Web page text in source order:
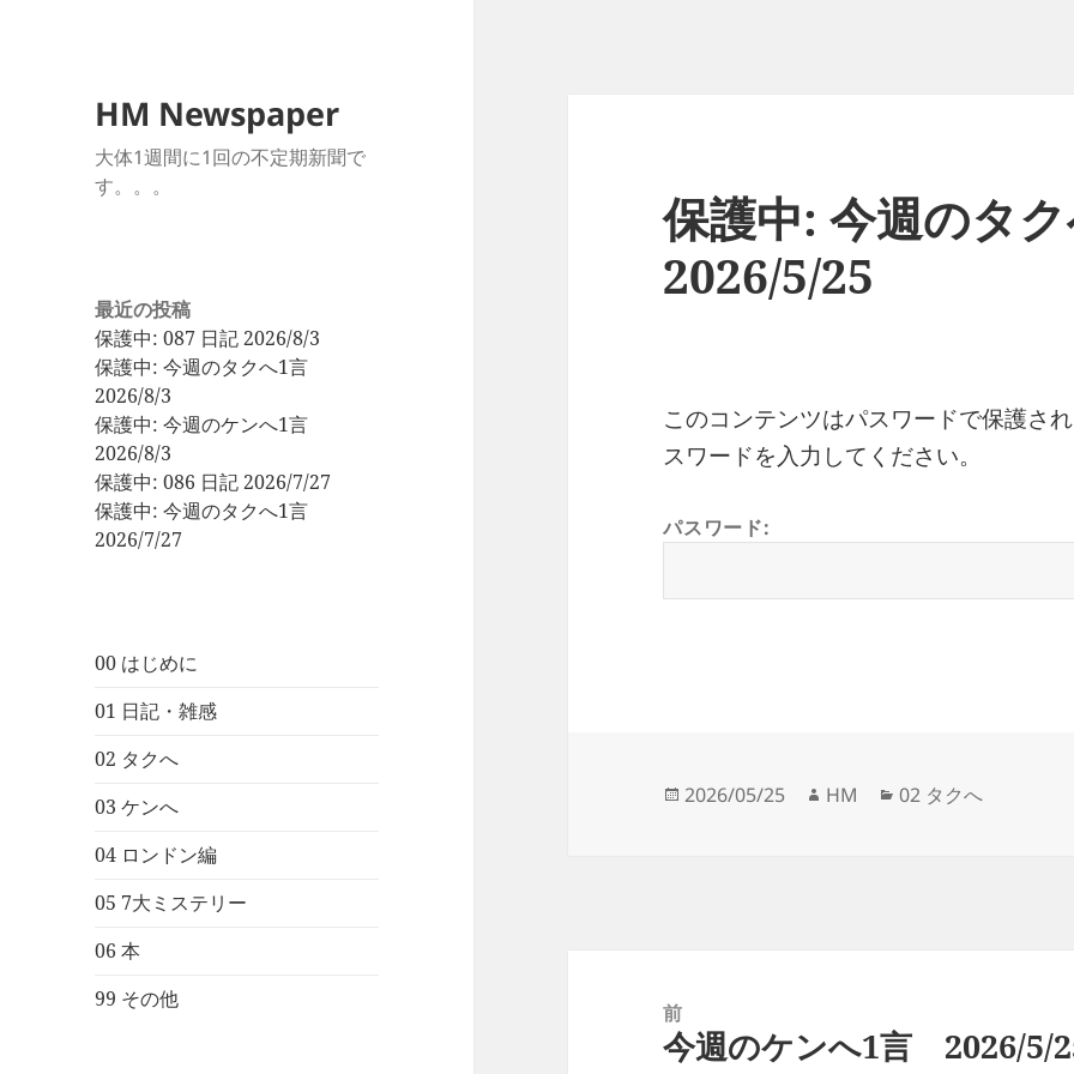
HM Newspaper
大体1週間に1回の不定期新聞で
す。。。
最近の投稿
保護中: 087 日記 2026/8/3
保護中: 今週のタクへ1言
2026/8/3
保護中: 今週のケンへ1言
2026/8/3
保護中: 086 日記 2026/7/27
保護中: 今週のタクへ1言
2026/7/27
00 はじめに
01 日記・雑感
02 タクへ
03 ケンへ
04 ロンドン編
05 7大ミステリー
06 本
99 その他
保護中: 今週のタ
2026/5/25
このコンテンツはパスワードで保護さ
スワードを入力してください。
パスワード:
投
2026/05/25
作
HM
カ
02 タクへ
前
前
今週のケンへ1言 2026/5/